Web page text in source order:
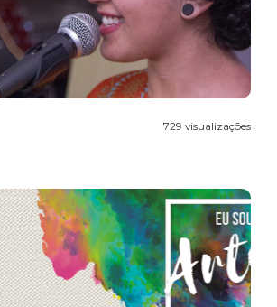
729 visualizações